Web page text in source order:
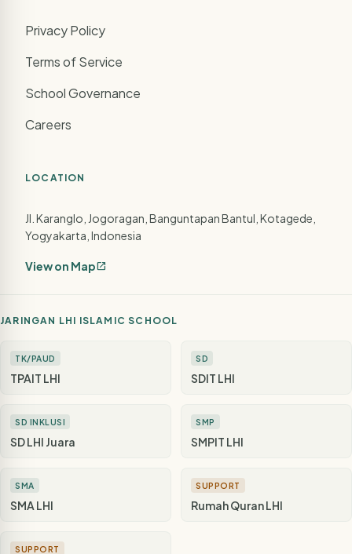
Privacy Policy
Terms of Service
School Governance
Careers
LOCATION
Jl. Karanglo, Jogoragan, Banguntapan Bantul, Kotagede,
Yogyakarta, Indonesia
View on Mapopen_in_new
JARINGAN LHI ISLAMIC SCHOOL
TK/PAUD
TPAIT LHI
SD
SDIT LHI
SD INKLUSI
SD LHI Juara
SMP
SMPIT LHI
SMA
SMA LHI
SUPPORT
Rumah Quran LHI
SUPPORT